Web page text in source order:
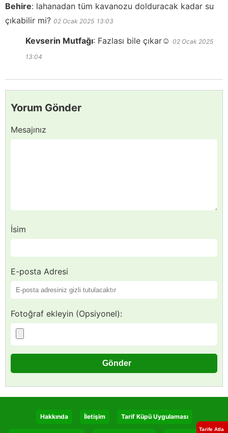
Behire: lahanadan tüm kavanozu dolduracak kadar su
çıkabilir mi? 02 Ocak 2025 13:03
Kevserin Mutfağı: Fazlası bile çıkar☺️ 02 Ocak 2025
13:04
Yorum Gönder
Mesajınız
İsim
E-posta Adresi
Fotoğraf ekleyin (Opsiyonel):
Tarife Atla
Hakkında İletişim Tarif Küpü Uygulaması